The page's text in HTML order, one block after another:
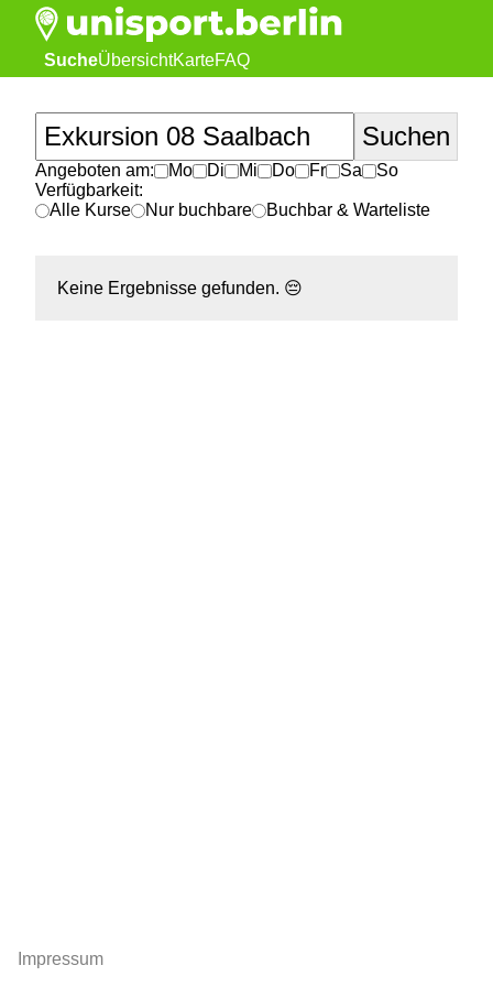
SucheÜbersichtKarteFAQ
Angeboten am: Mo Di Mi Do Fr Sa
So
Verfügbarkeit:
Alle Kurse
Nur buchbare Buchbar & Warteliste
Keine Ergebnisse gefunden. 😔
Impressum